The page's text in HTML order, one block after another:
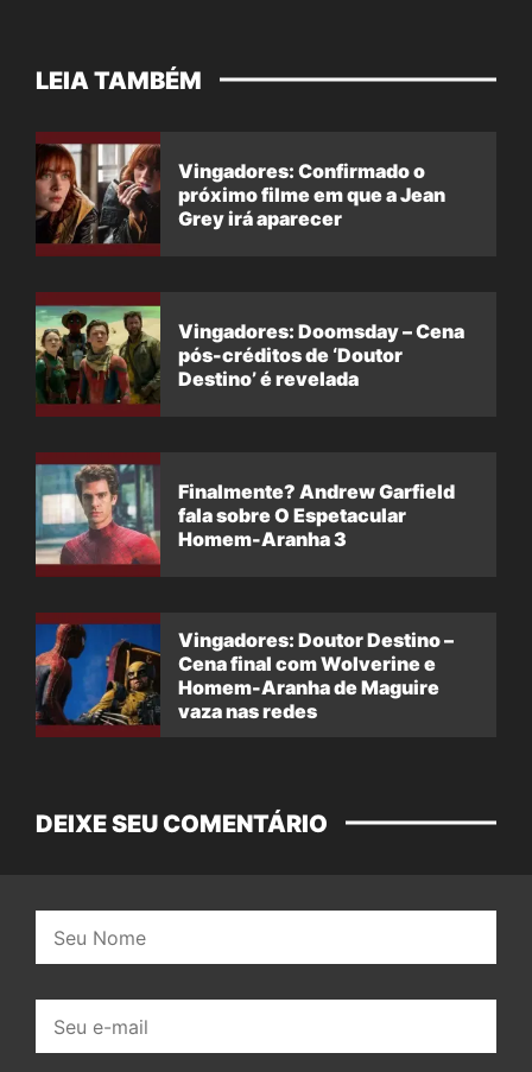
LEIA TAMBÉM
Vingadores: Confirmado o
próximo filme em que a Jean
Grey irá aparecer
Vingadores: Doomsday – Cena
pós-créditos de ‘Doutor
Destino’ é revelada
Finalmente? Andrew Garfield
fala sobre O Espetacular
Homem-Aranha 3
Vingadores: Doutor Destino –
Cena final com Wolverine e
Homem-Aranha de Maguire
vaza nas redes
DEIXE SEU COMENTÁRIO
mail: